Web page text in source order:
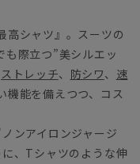
高シャツ』。スーツの
も際立つ”美シルエッ
ストレッチ、 防シワ、 速
機能を備えつつ、コス
ンアイロンジャージ
、Tシャツのような伸